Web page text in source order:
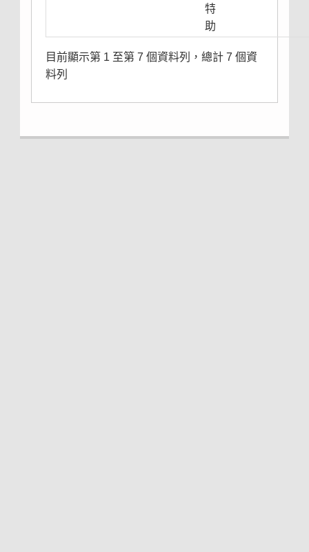
特
助
目前顯示第 1 至第 7 個資料列，總計 7 個資
料列